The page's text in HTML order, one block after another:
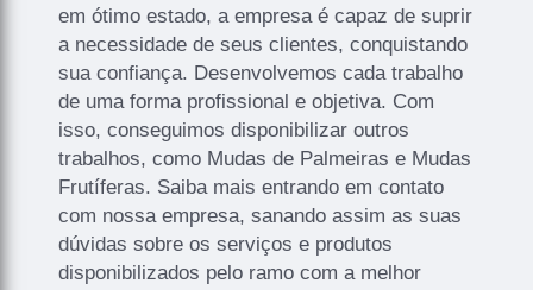
em ótimo estado, a empresa é capaz de suprir
a necessidade de seus clientes, conquistando
sua confiança. Desenvolvemos cada trabalho
de uma forma profissional e objetiva. Com
isso, conseguimos disponibilizar outros
trabalhos, como Mudas de Palmeiras e Mudas
Frutíferas. Saiba mais entrando em contato
com nossa empresa, sanando assim as suas
dúvidas sobre os serviços e produtos
disponibilizados pelo ramo com a melhor